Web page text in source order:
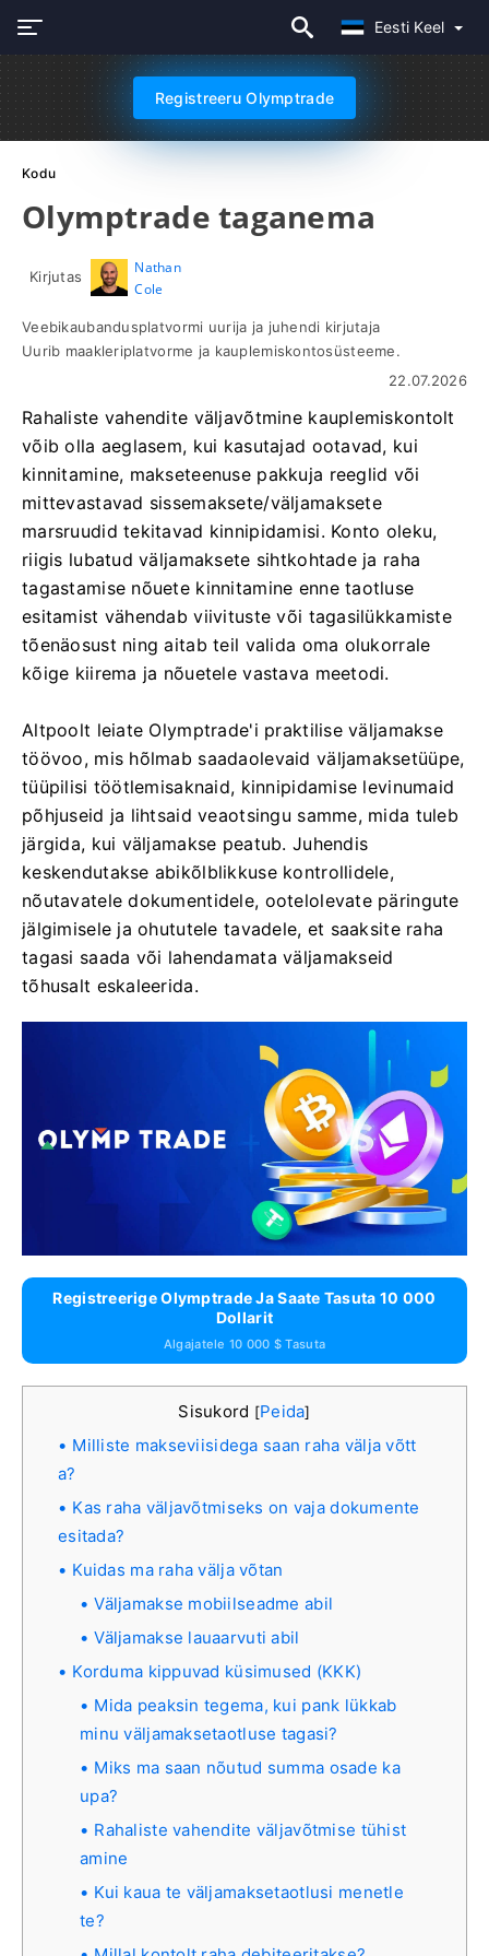
Eesti Keel
Registreeru Olymptrade
Kodu
Olymptrade taganema
Kirjutas
Nathan
Cole
Veebikaubandusplatvormi uurija ja juhendi kirjutaja
Uurib maakleriplatvorme ja kauplemiskontosüsteeme.
22.07.2026
Rahaliste vahendite väljavõtmine kauplemiskontolt
võib olla aeglasem, kui kasutajad ootavad, kui
kinnitamine, makseteenuse pakkuja reeglid või
mittevastavad sissemaksete/väljamaksete
marsruudid tekitavad kinnipidamisi. Konto oleku,
riigis lubatud väljamaksete sihtkohtade ja raha
tagastamise nõuete kinnitamine enne taotluse
esitamist vähendab viivituste või tagasilükkamiste
tõenäosust ning aitab teil valida oma olukorrale
kõige kiirema ja nõuetele vastava meetodi.
Altpoolt leiate Olymptrade'i praktilise väljamakse
töövoo, mis hõlmab saadaolevaid väljamaksetüüpe,
tüüpilisi töötlemisaknaid, kinnipidamise levinumaid
põhjuseid ja lihtsaid veaotsingu samme, mida tuleb
järgida, kui väljamakse peatub. Juhendis
keskendutakse abikõlblikkuse kontrollidele,
nõutavatele dokumentidele, ootelolevate päringute
jälgimisele ja ohututele tavadele, et saaksite raha
tagasi saada või lahendamata väljamakseid
tõhusalt eskaleerida.
Registreerige Olymptrade Ja Saate Tasuta 10 000
Dollarit
Algajatele 10 000 $ Tasuta
Sisukord [Peida]
Milliste makseviisidega saan raha välja võtt
a?
Kas raha väljavõtmiseks on vaja dokumente
esitada?
Kuidas ma raha välja võtan
Väljamakse mobiilseadme abil
Väljamakse lauaarvuti abil
Korduma kippuvad küsimused (KKK)
Mida peaksin tegema, kui pank lükkab
minu väljamaksetaotluse tagasi?
Miks ma saan nõutud summa osade ka
upa?
Rahaliste vahendite väljavõtmise tühist
amine
Kui kaua te väljamaksetaotlusi menetle
te?